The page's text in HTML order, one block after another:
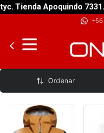
Apoquindo 7331.
+56
Tercera Capa
Ordenar